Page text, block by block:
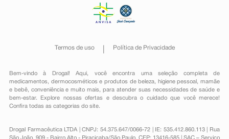
Termos de uso Política de Privacidade
Bem-vindo à Drogal! Aqui, você encontra uma seleção completa de
medicamentos , dermocosméticos e produtos de beleza, higiene pessoal ,mamãe
e bebê, conveniênciae muito mais, para atender suas necessidades de saúde e
bem-estar. Explore nossas ofertas e descubra o cuidado que você merece!
Confira todas as categorias do site.
Drogal Farmacêutica LTDA | CNPJ: 54.375.647/0066-72 | IE: 535.412.860.113 | Rua
São João, 909 - Bairro Alto - Piracicaba/São Paulo, CEP: 13416-585 | SAC – Serviço